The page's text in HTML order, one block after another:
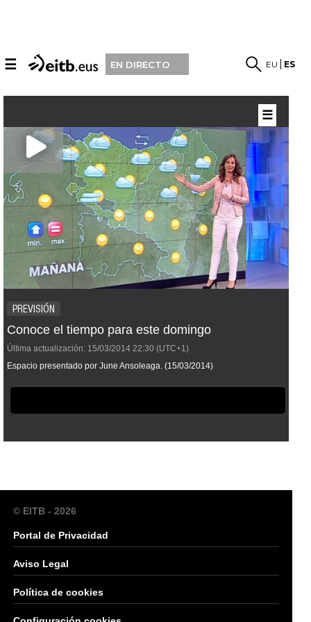
☰ EN DIRECTO EU ES
PREVISIÓN
Conoce el tiempo para este domingo
Última actualización: 15/03/2014 22:30 (UTC+1)
Espacio presentado por June Ansoleaga. (15/03/2014)
☰
© EITB - 2026
Portal de Privacidad
Aviso Legal
Política de cookies